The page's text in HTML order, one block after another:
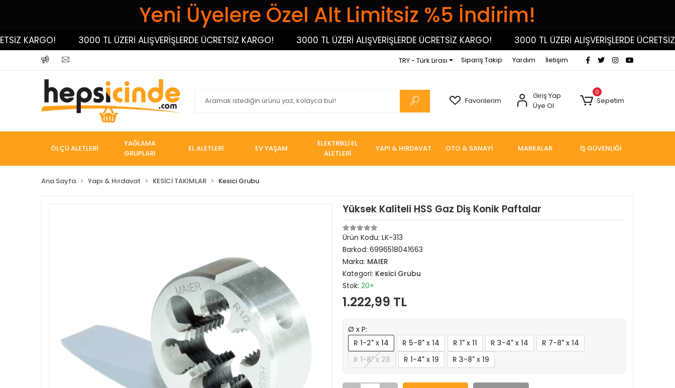
Yeni Üyelere Özel Alt Limitsiz %5 İndirim!
KARGO! 3000 TL ÜZERİ ALIŞVERİŞLERDE ÜCRETSİZ KARGO! 3000 TL ÜZERİ ALIŞVERİŞLERDE ÜCRETSİZ KARGO! 3000 TL ÜZERİ ALIŞVERİŞLERDE ÜCRETSİZ
TRY - Türk Lirası Sipariş Takip Yardım İletişim
Favorilerim
Giriş Yap
Üye Ol
0
Sepetim
ÖLÇÜ ALETLERİ
YAĞLAMA
GRUPLARI
EL ALETLERİ EV YAŞAM
ELEKTRİKLİ EL
ALETLERİ
YAPI & HIRDAVAT OTO & SANAYİ MARKALAR İŞ GÜVENLİĞİ
Ana Sayfa Yapı & Hırdavat KESİCİ TAKIMLAR Kesici Grubu
Yüksek Kaliteli HSS Gaz Diş Konik Paftalar
Ürün Kodu: LK-313
Barkod: 6996518041663
Marka: MAIER
Kategori: Kesici Grubu
Stok: 20+
1.222,99 TL
Ø x P:
R 1-2" x 14
R 5-8" x 14 R 1" x 11 R 3-4" x 14
R 7-8" x 14
R 1-8" x 28
R 1-4" x 19 R 3-8" x 19